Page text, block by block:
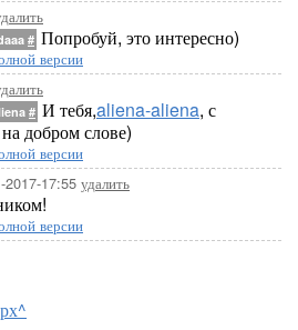
# Попробуй, это интересно)
версии
# И тебя,aliena-aliena, с
добром слове)
версии
17:55 удалить
версии